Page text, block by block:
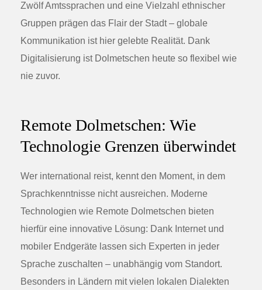
Zwölf Amtssprachen und eine Vielzahl ethnischer
Gruppen prägen das Flair der Stadt – globale
Kommunikation ist hier gelebte Realität. Dank
Digitalisierung ist Dolmetschen heute so flexibel wie
nie zuvor.
Remote Dolmetschen: Wie
Technologie Grenzen überwindet
Wer international reist, kennt den Moment, in dem
Sprachkenntnisse nicht ausreichen. Moderne
Technologien wie Remote Dolmetschen bieten
hierfür eine innovative Lösung: Dank Internet und
mobiler Endgeräte lassen sich Experten in jeder
Sprache zuschalten – unabhängig vom Standort.
Besonders in Ländern mit vielen lokalen Dialekten